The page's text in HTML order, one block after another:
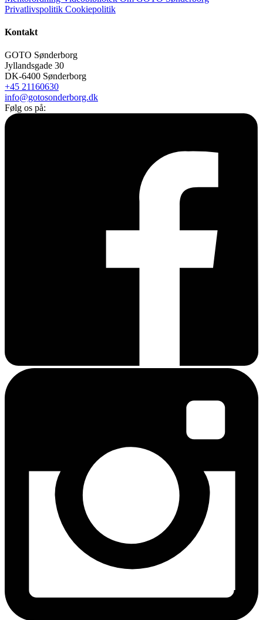
Privatlivspolitik Cookiepolitik
Kontakt
GOTO Sønderborg
Jyllandsgade 30
DK-6400 Sønderborg
+45 21160630
info@gotosonderborg.dk
Følg os på: